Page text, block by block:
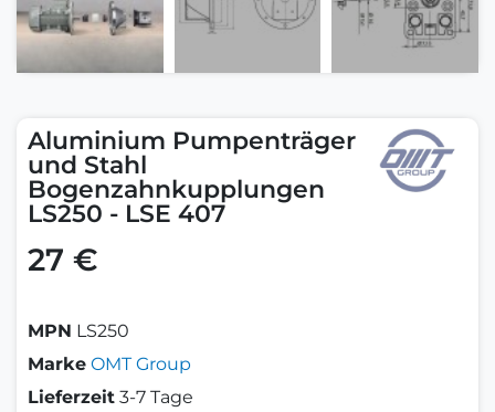
Aluminium Pumpenträger
und Stahl
Bogenzahnkupplungen
LS250 - LSE 407
27 €
MPN LS250
Marke OMT Group
Lieferzeit 3-7 Tage